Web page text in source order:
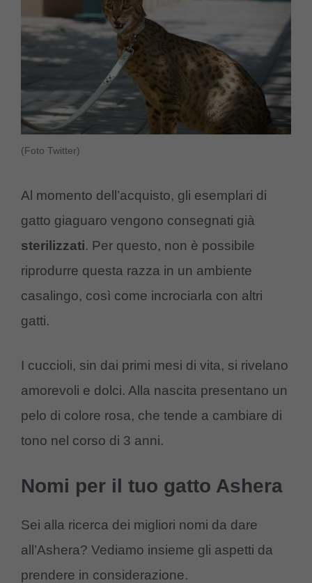
(Foto Twitter)
Al momento dell’acquisto, gli esemplari di
gatto giaguaro vengono consegnati già
sterilizzati. Per questo, non è possibile
riprodurre questa razza in un ambiente
casalingo, così come incrociarla con altri
gatti.
I cuccioli, sin dai primi mesi di vita, si rivelano
amorevoli e dolci. Alla nascita presentano un
pelo di colore rosa, che tende a cambiare di
tono nel corso di 3 anni.
Nomi per il tuo gatto Ashera
Sei alla ricerca dei migliori nomi da dare
all’Ashera? Vediamo insieme gli aspetti da
prendere in considerazione.